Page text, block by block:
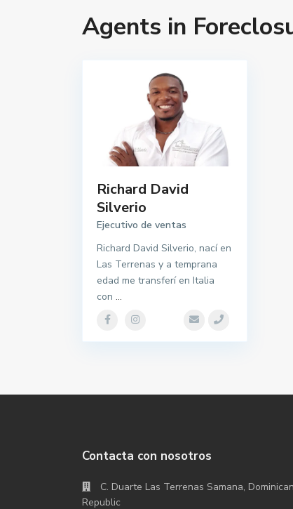
Agents in
Richard David
Silverio
Ejecutivo de ventas
Richard David Silverio, nací en
Las Terrenas y a temprana
edad me transferí en Italia
con ...
Contacta con nosotros
C. Duarte Las Terrenas Samana, Dominican
Republic